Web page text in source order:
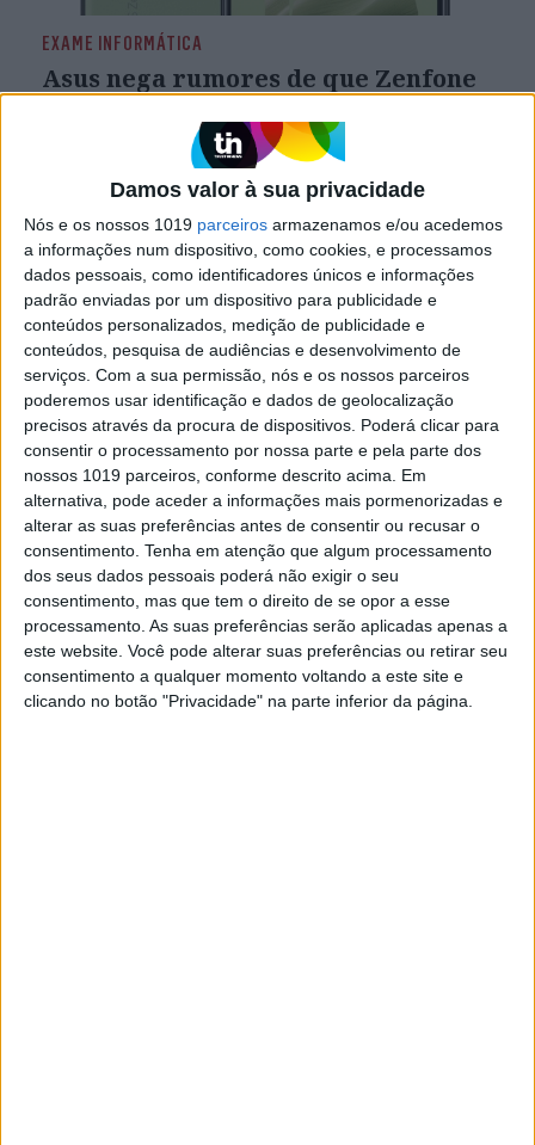
Damos valor à sua privacidade
Nós e os nossos 1019 parceiros armazenamos e/ou acedemos
a informações num dispositivo, como cookies, e processamos
dados pessoais, como identificadores únicos e informações
padrão enviadas por um dispositivo para publicidade e
conteúdos personalizados, medição de publicidade e
conteúdos, pesquisa de audiências e desenvolvimento de
serviços. Com a sua permissão, nós e os nossos parceiros
poderemos usar identificação e dados de geolocalização
precisos através da procura de dispositivos. Poderá clicar para
consentir o processamento por nossa parte e pela parte dos
nossos 1019 parceiros, conforme descrito acima. Em
alternativa, pode aceder a informações mais pormenorizadas e
alterar as suas preferências antes de consentir ou recusar o
consentimento. Tenha em atenção que algum processamento
dos seus dados pessoais poderá não exigir o seu
consentimento, mas que tem o direito de se opor a esse
processamento. As suas preferências serão aplicadas apenas a
este website. Você pode alterar suas preferências ou retirar seu
consentimento a qualquer momento voltando a este site e
clicando no botão "Privacidade" na parte inferior da página.
EXAME INFORMÁTICA
Asus nega rumores de que Zenfone
10 será o último smartphone da
Além de negar uma notícia avançada no início da
semana por uma publicação de Taiwan, país de
origem da marca, a Asus pede a todos que
"fiquem atentos às nossas linhas de produtos em
2024"
Exame Informática
EXAME INFORMÁTICA EXCLUSIVO
Asus ROG Phone 7 Ultimate em
análise: Jogar, dormir, repetir
As (poucas) novidades do ROG Phone 7 Ultimate